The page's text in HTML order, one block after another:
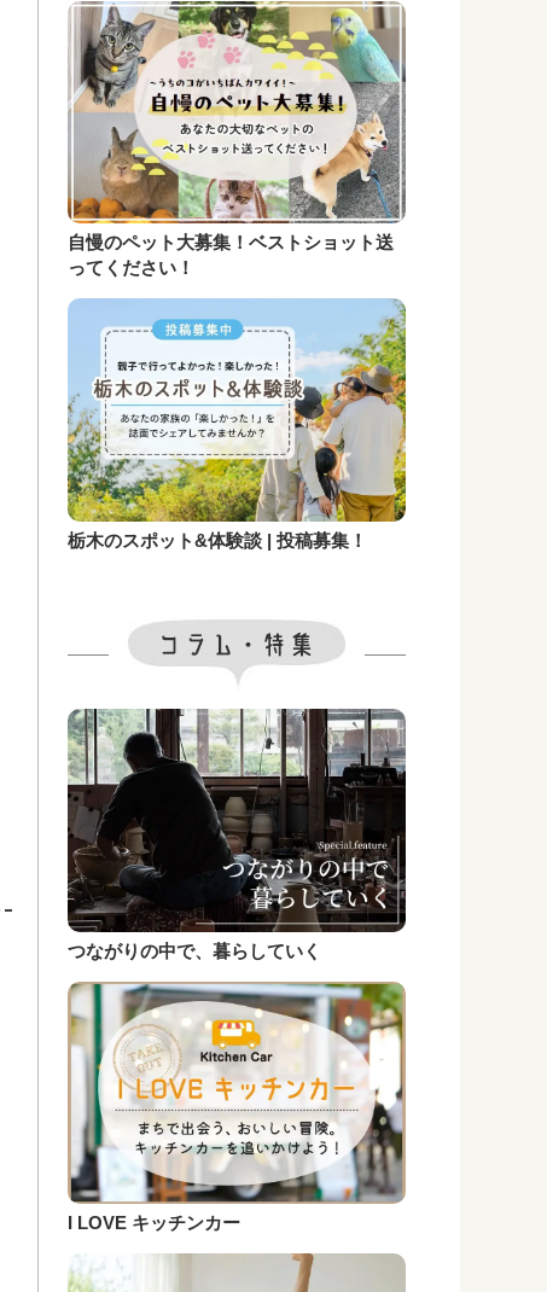
自慢のペット大募集！ベストショット送
ってください！
栃木のスポット&体験談 | 投稿募集！
つながりの中で、暮らしていく
I LOVE キッチンカー